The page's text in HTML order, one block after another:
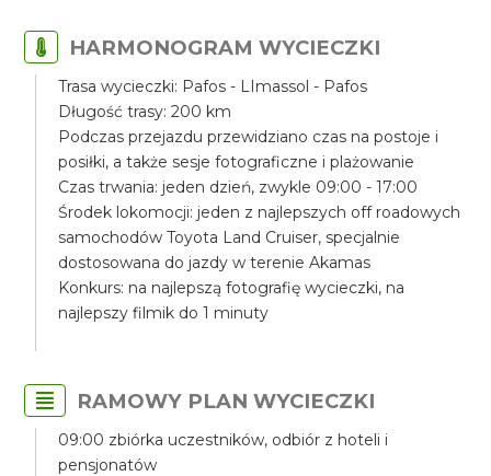
HARMONOGRAM WYCIECZKI
Trasa wycieczki: Pafos - LImassol - Pafos
Długość trasy: 200 km
Podczas przejazdu przewidziano czas na postoje i
posiłki, a także sesje fotograficzne i plażowanie
Czas trwania: jeden dzień, zwykle 09:00 - 17:00
Środek lokomocji: jeden z najlepszych off roadowych
samochodów Toyota Land Cruiser, specjalnie
dostosowana do jazdy w terenie Akamas
Konkurs: na najlepszą fotografię wycieczki, na
najlepszy filmik do 1 minuty
RAMOWY PLAN WYCIECZKI
09:00 zbiórka uczestników, odbiór z hoteli i
pensjonatów